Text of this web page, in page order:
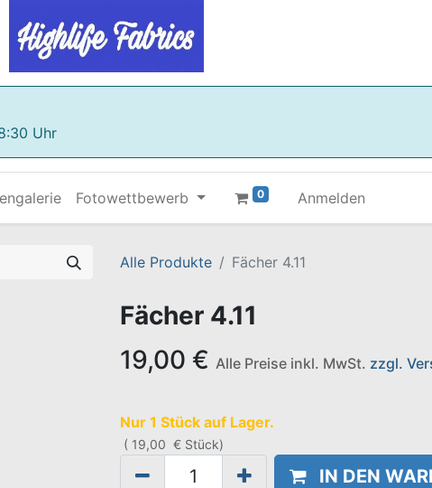
Uhr
Fotowettbewerb 0 Anmelden
Alle Produkte Fächer 4.11
Fächer 4.11
19,00 € Alle Preise inkl. MwSt. zzgl.
Nur 1 Stück auf Lager.
( 19,00 € Stück)
IN DEN